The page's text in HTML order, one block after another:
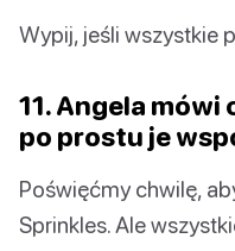
Wypij, jeśli wszystkie
11. Angela
po prostu je
Poświęćmy chwilę,
Sprinkles. Ale